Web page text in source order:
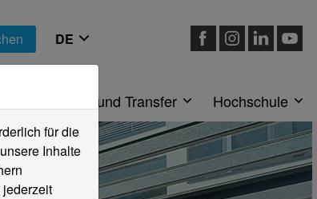
Forschung und Transfer Hochschule
für die
Inhalte